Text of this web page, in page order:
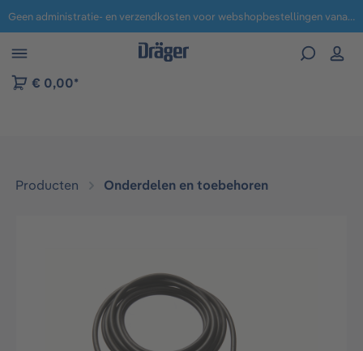
naar navigatie B2B-platform Geen administratie- en verzendkosten voor webshopbestellingen vanaf € 100,-.
€ 0,00*
Producten Onderdelen en toebehoren